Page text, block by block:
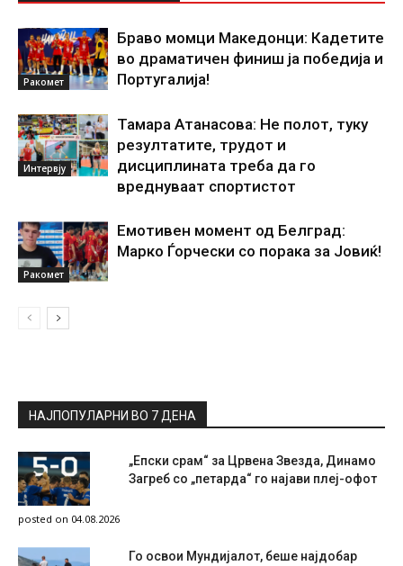
Ракомет
Браво момци Македонци: Кадетите
во драматичен финиш ја победија и
Португалија!
Интервју
Тамара Атанасова: Не полот, туку
резултатите, трудот и
дисциплината треба да го
вреднуваат спортистот
Ракомет
Емотивен момент од Белград:
Марко Ѓорчески со порака за Јовиќ!
НАЈПОПУЛАРНИ ВО 7 ДЕНА
„Епски срам“ за Црвена Звезда, Динамо
Загреб со „петарда“ го најави плеј-офот
posted on 04.08.2026
Го освои Мундијалот, беше најдобар